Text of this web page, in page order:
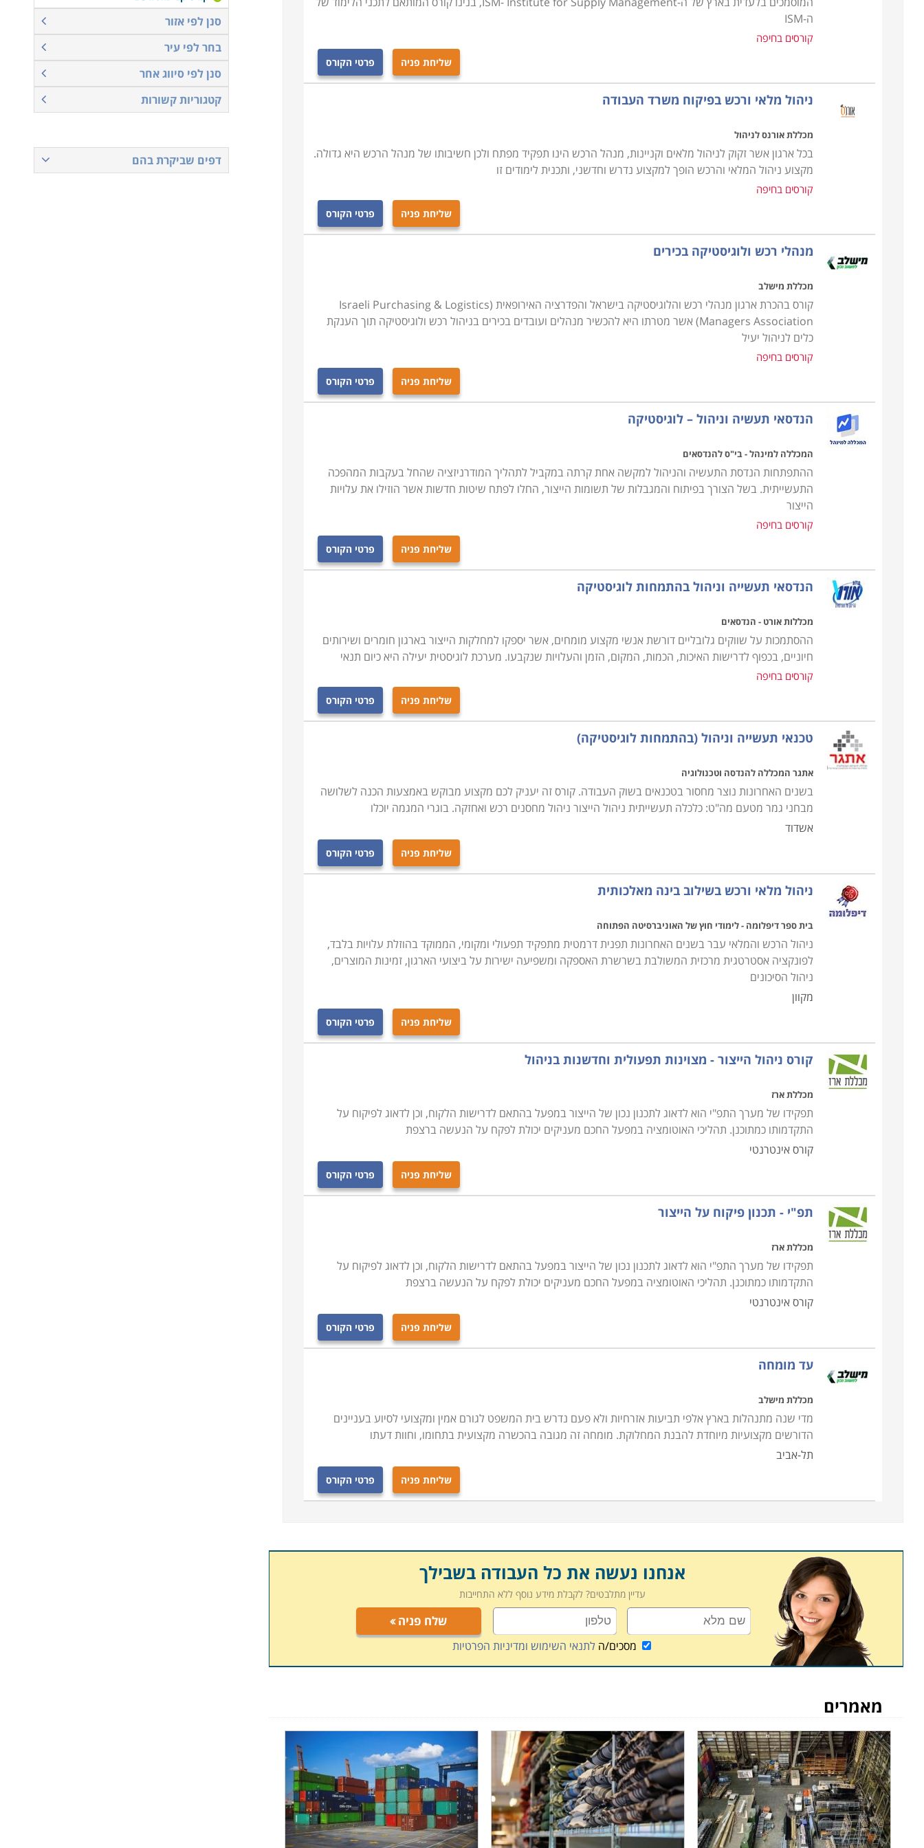
הקורס מקנה את כל הידע הנדרש, כך גם מי שאין לו כל רקע בתחום, יוכל בסיום הקורס להיות מוכן לקראת עבודה
בתחום, כאשר ניתן כבר במהלך הקורס לנסות ולהשתלב במחלקות הרכש של חברות מסוימות ולהתחיל לרכוש
ניסיון. קורס רכש ולוגיסטיקה מתקיים בכל רחבי הארץ: חיפה, תל אביב , נתניה, כפר סבא ועוד מקומות רבים נוספים
ה-ISM
קורסים בחיפה
שליחת פניה פרטי הקורס
ניהול מלאי ורכש בפיקוח משרד העבודה
מכללת אורנס לניהול
בכל ארגון אשר זקוק לניהול מלאים וקניינות, מנהל הרכש הינו תפקיד מפתח ולכן חשיבותו של מנהל הרכש היא גדולה.
מקצוע ניהול המלאי והרכש הופך למקצוע נדרש וחדשני, ותכנית לימודים זו
קורסים בחיפה
שליחת פניה פרטי הקורס
מנהלי רכש ולוגיסטיקה בכירים
מכללת מישלב
קורס בהכרת ארגון מנהלי רכש והלוגיסטיקה בישראל והפדרציה האירופאית (Israeli Purchasing & Logistics
Managers Association) אשר מטרתו היא להכשיר מנהלים ועובדים בכירים בניהול רכש ולוגיסטיקה תוך הענקת
כלים לניהול יעיל
קורסים בחיפה
שליחת פניה פרטי הקורס
הנדסאי תעשיה וניהול – לוגיסטיקה
המכללה למינהל - בי"ס להנדסאים
ההתפתחות הנדסת התעשיה והניהול למקשה אחת קרתה במקביל לתהליך המודרניזציה שהחל בעקבות המהפכה
התעשייתית. בשל הצורך בפיתוח והמגבלות של תשומות הייצור, החלו לפתח שיטות חדשות אשר הוזילו את עלויות
הייצור
קורסים בחיפה
שליחת פניה פרטי הקורס
הנדסאי תעשייה וניהול בהתמחות לוגיסטיקה
מכללות אורט - הנדסאים
ההסתמכות על שווקים גלובליים דורשת אנשי מקצוע מומחים, אשר יספקו למחלקות הייצור בארגון חומרים ושירותים
חיוניים, בכפוף לדרישות האיכות, הכמות, המקום, הזמן והעלויות שנקבעו. מערכת לוגיסטית יעילה היא כיום תנאי
קורסים בחיפה
שליחת פניה פרטי הקורס
טכנאי תעשייה וניהול (בהתמחות לוגיסטיקה)
אתגר המכללה להנדסה וטכנולוגיה
בשנים האחרונות נוצר מחסור בטכנאים בשוק העבודה. קורס זה יעניק לכם מקצוע מבוקש באמצעות הכנה לשלושה
מבחני גמר מטעם מה"ט: כלכלה תעשייתית ניהול הייצור ניהול מחסנים רכש ואחזקה. בוגרי המגמה יוכלו
אשדוד
שליחת פניה פרטי הקורס
ניהול מלאי ורכש בשילוב בינה מאלכותית
בית ספר דיפלומה - לימודי חוץ של האוניברסיטה הפתוחה
ניהול הרכש והמלאי עבר בשנים האחרונות תפנית דרמטית מתפקיד תפעולי ומקומי, הממוקד בהוזלת עלויות בלבד,
לפונקציה אסטרטגית מרכזית המשולבת בשרשרת האספקה ומשפיעה ישירות על ביצועי הארגון, זמינות המוצרים,
ניהול הסיכונים
מקוון
שליחת פניה פרטי הקורס
קורס ניהול הייצור - מצוינות תפעולית וחדשנות בניהול
מכללת ארז
תפקידו של מערך התפ"י הוא לדאוג לתכנון נכון של הייצור במפעל בהתאם לדרישות הלקוח, וכן לדאוג לפיקוח על
התקדמותו כמתוכנן. תהליכי האוטומציה במפעל החכם מעניקים יכולת לפקח על הנעשה ברצפת
קורס אינטרנטי
שליחת פניה פרטי הקורס
תפ"י - תכנון פיקוח על הייצור
מכללת ארז
תפקידו של מערך התפ"י הוא לדאוג לתכנון נכון של הייצור במפעל בהתאם לדרישות הלקוח, וכן לדאוג לפיקוח על
התקדמותו כמתוכנן. תהליכי האוטומציה במפעל החכם מעניקים יכולת לפקח על הנעשה ברצפת
קורס אינטרנטי
שליחת פניה פרטי הקורס
עד מומחה
מכללת מישלב
מדי שנה מתנהלות בארץ אלפי תביעות אזרחיות ולא פעם נדרש בית המשפט לגורם אמין ומקצועי לסיוע בעניינים
הדורשים מקצועיות מיוחדת להבנת המחלוקת. מומחה זה מגובה בהכשרה מקצועית בתחומו, וחוות דעתו
תל-אביב
שליחת פניה פרטי הקורס
אנחנו נעשה את כל העבודה בשבילך
עדיין מתלבטים? לקבלת מידע נוסף ללא התחייבות
שלח פניה
מסכים/הלתנאי השימוש ומדיניות הפרטיות
מאמרים
סנן לפי אזור
בחר לפי עיר
סנן לפי סיווג אחר
קטגוריות קשורות
דפים שביקרת בהם